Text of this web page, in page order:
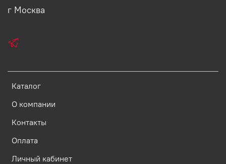
Каталог
О компании
Контакты
Оплата
Личный кабинет
г Москва